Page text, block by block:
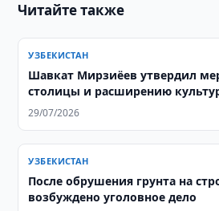
Читайте также
УЗБЕКИСТАН
Шавкат Мирзиёев утвердил
столицы и расширению
инфраструктуры
29/07/2026
УЗБЕКИСТАН
После обрушения грунта на
возбуждено уголовное дело